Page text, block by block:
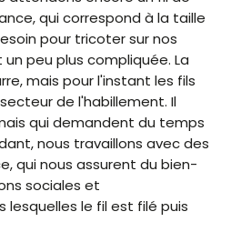
qui correspond à la taille
pour tricoter sur nos
peu plus compliquée. La
mais pour l'instant les fils
de l'habillement. Il
qui demandent du temps
nous travaillons avec des
qui nous assurent du bien-
sociales et
lesquelles le fil est filé puis